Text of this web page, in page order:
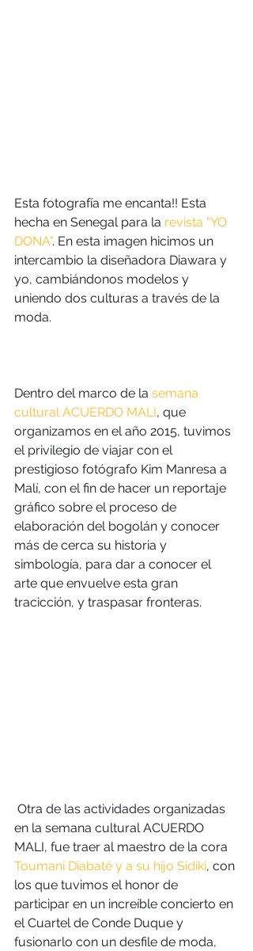
Esta fotografía me encanta!! Esta
hecha en Senegal para la revista "YO
DONA". En esta imagen hicimos un
intercambio la diseñadora Diawara y
yo, cambiándonos modelos y
uniendo dos culturas a través de la
moda.
Dentro del marco de la semana
cultural ACUERDO MALI, que
organizamos en el año 2015, tuvimos
el privilegio de viajar con el
prestigioso fotógrafo Kim Manresa a
Malí, con el fin de hacer un reportaje
gráfico sobre el proceso de
elaboración del bogolán y conocer
más de cerca su historia y
simbología, para dar a conocer el
arte que envuelve esta gran
tracicción, y traspasar fronteras.
en la semana cultural ACUERDO
MALI, fue traer al maestro de la cora
Toumani Diabaté y a su hijo Sidiki, con
los que tuvimos el honor de
participar en un increíble concierto en
el Cuartel de Conde Duque y
fusionarlo con un desfile de moda,